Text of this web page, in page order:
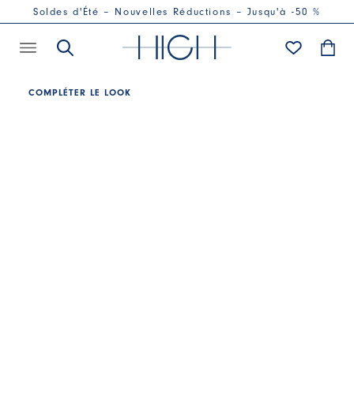
Soldes d'Été – Nouvelles Réductions – Jusqu'à -50 %
COMPLÉTER LE LOOK